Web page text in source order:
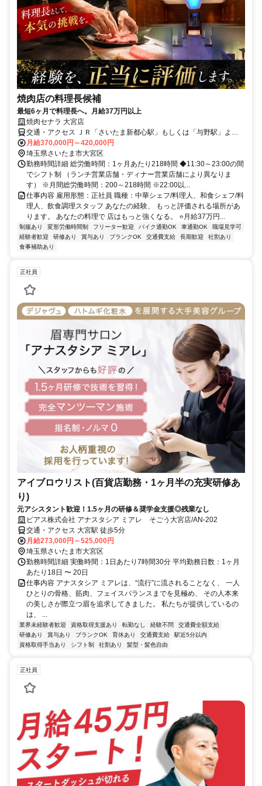
焼肉店の料理長候補
最短6ヶ月で料理長へ。月給37万円以上
焼肉セナラ 大宮店
交通・アクセス ＪＲ「さいたま新都心駅」もしくは「与野駅」より
徒歩15分
月給370,000円～420,000円
埼玉県さいたま市大宮区
勤務時間詳細 総労働時間：1ヶ月あたり218時間 ◆11:30～23:00の間
でシフト制 （ランチ営業店舗・ディナー営業店舗により異なりま
す） ※月間総労働時間：200～218時間 ※22:00以...
仕事内容 雇用形態：正社員 職種：中華シェフ/料理人、和食シェフ/料
理人、飲食調理スタッフ あなたの経験、 もっと評価される場所があ
ります。 あなたの料理で 店はもっと強くなる。 ⭐月給37万円...
制服あり 変形労働時間制 フリーター歓迎 バイク通勤OK 車通勤OK
職場見学可
経験者歓迎
研修あり 賞与あり ブランクOK 交通費支給 長期歓迎
社割あり
食事補助あり
正社員
アイブロウリスト(百貨店勤務・1ヶ月半の充実研修あ
り)
元アシスタント歓迎！1.5ヶ月の研修＆奨学金支援◎残業なし
ピアス株式会社 アナスタシア ミアレ そごう大宮店/AN-202
交通・アクセス 大宮駅 徒歩5分
月給273,000円～525,000円
埼玉県さいたま市大宮区
勤務時間詳細 実働時間：1日あたり7時間30分 平均勤務日数：1ヶ月
あたり18日 〜 20日
仕事内容 アナスタシア ミアレは、“流行”に流されることなく、 一人
ひとりの骨格、筋肉、フェイスバランスまでを見極め、 その人本来
の美しさが際立つ眉を追求してきました。 私たちが提供しているの
は、 ...
業界未経験者歓迎 資格取得支援あり 転勤なし 経験不問
交通費全額支給
研修あり
賞与あり ブランクOK 育休あり 交通費支給
駅近5分以内
資格取得手当あり
シフト制 社割あり 髪型・髪色自由
正社員